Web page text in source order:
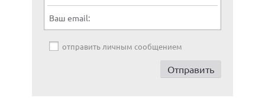
Ваш email:
отправить личным сообщением